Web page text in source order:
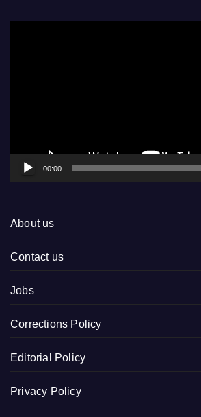
00:00
About us
Contact us
Jobs
Corrections Policy
Editorial Policy
Privacy Policy